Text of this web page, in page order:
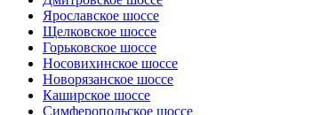
Ярославское шоссе
Щелковское шоссе
Горьковское шоссе
Носовихинское шоссе
Новорязанское шоссе
Каширское шоссе
Симферопольское шоссе